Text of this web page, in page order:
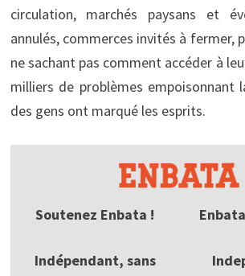
circulation, marchés paysans et
annulés, commerces invités à fermer,
ne sachant pas comment accéder à
milliers de problèmes empoisonnant
des gens ont marqué les esprits.
Soutenez Enbata !
Indépendant, sans